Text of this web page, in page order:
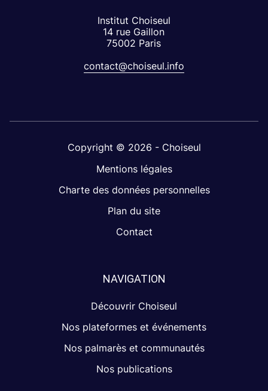
Institut Choiseul
14 rue Gaillon
75002 Paris
contact@choiseul.info
Copyright © 2026 - Choiseul
Mentions légales
Charte des données personnelles
Plan du site
Contact
NAVIGATION
Découvrir Choiseul
Nos plateformes et événements
Nos palmarès et communautés
Nos publications